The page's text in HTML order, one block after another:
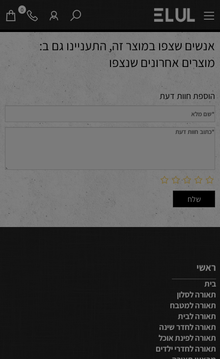
0
אנשים שצפו במוצר זה, התעניינו גם ב:
מוצרים אחרונים שנצפו
הוספת חוות דעת
ראשי
בית
תאורה לסלון
תאורה למטבח
תאורה לבית
תאורה לחדר שינה
תאורה לפינת אוכל
תאורה לחדרי ילדים